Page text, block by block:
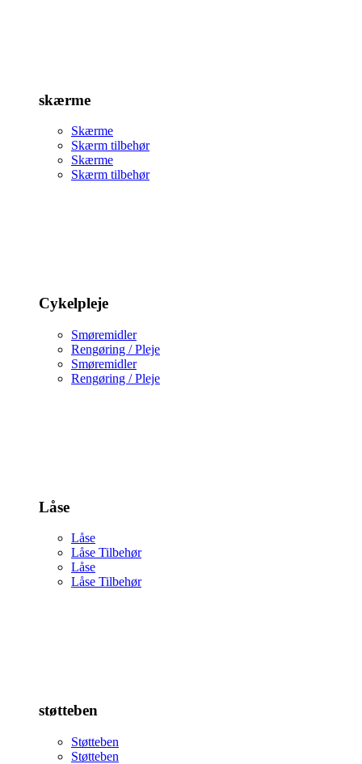
skærme
Skærme
Skærm tilbehør
Skærme
Skærm tilbehør
Cykelpleje
Smøremidler
Rengøring / Pleje
Smøremidler
Rengøring / Pleje
Låse
Låse
Låse Tilbehør
Låse
Låse Tilbehør
støtteben
Støtteben
Støtteben